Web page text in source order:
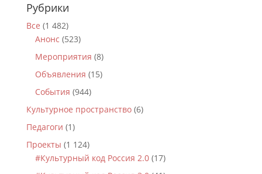
Рубрики
Все (1 482)
Анонс (523)
Мероприятия (8)
Объявления (15)
События (944)
Культурное пространство(6)
Педагоги (1)
Проекты (1 124)
#Культурный код Россия 2.0(17)